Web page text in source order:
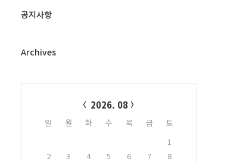
글
공지사항
Archives
2026. 08
일 월 화 수 목 금
토
1
2
3 4 5 6 7
8